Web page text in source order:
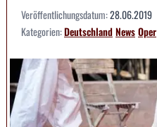
Veröffentlichungsdatum:28.06.2019
Kategorien:DeutschlandNewsOper